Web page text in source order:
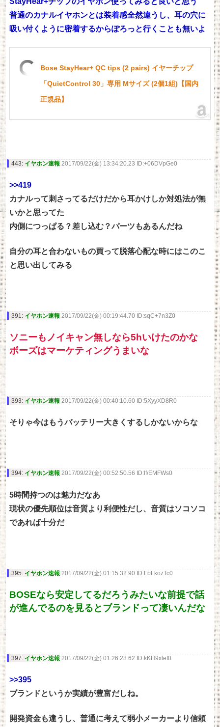
普通のカナルイヤホンとは装着感全然違うし、耳の穴に
吸い付くように密着するからぽろっと行くことも無いよ
Bose StayHear+ QC tips (2 pairs) イヤーチップ
「QuietControl 30」専用 Mサイズ (2個1組)【国内
正規品】
443: イヤホン速報 2017/09/22(金) 13:34:20.23 ID:+06DVpGe0
>>419
カナルって刺さってるだけだから耳かけしか対処法が無
いかと思ってた
内側につっぱる？差し込む？パーツもあるんだね
自分の耳と合わないもの買って脱落心配な時にはこのこ
と思い出してみる
391: イヤホン速報 2017/09/22(金) 00:19:44.70 ID:sqC+7n3Z0
ソニーもノイキャン無しなら5hいけたのかな
ボーズはマーケティングうまいな
393: イヤホン速報 2017/09/22(金) 00:40:10.60 ID:5XyyXD8R0
そりゃ今はもうバッテリー大きくするしかないからな
394: イヤホン速報 2017/09/22(金) 00:52:50.56 ID:lf/EMFWs0
5時間持つのは魅力だなあ
現状の優先順位は音質より利便性だし、音質はソコソコ
であれば十分だ
395: イヤホン速報 2017/09/22(金) 01:15:32.90 ID:FbLkozTc0
BOSEなら安定してるだろうみたいな前提で話
が進んでるのを見るとブランドって凄いんだな
397: イヤホン速報 2017/09/22(金) 01:26:28.62 ID:kKH9xleI0
>>395
ブランドというか実績が豊富だしね。
開発資金も違うし、普通に考えて弱小メーカーより信頼